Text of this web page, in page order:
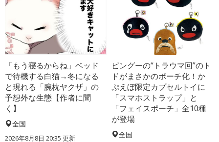
「もう寝るからね」ベッド
で待機する白猫→冬になる
と現れる「腕枕ヤクザ」の
予想外な生態【作者に聞
く】
全国
2026年8月8日 20:35 更新
ピングーの“トラウマ回”のト
ドがまさかのポーチ化！か
ぷえぼ限定カプセルトイに
「スマホストラップ」と
「フェイスポーチ」全10種
が登場
全国